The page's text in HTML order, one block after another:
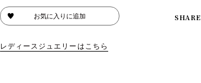
お気に入りに追加 SHARE
レディースジュエリーはこちら